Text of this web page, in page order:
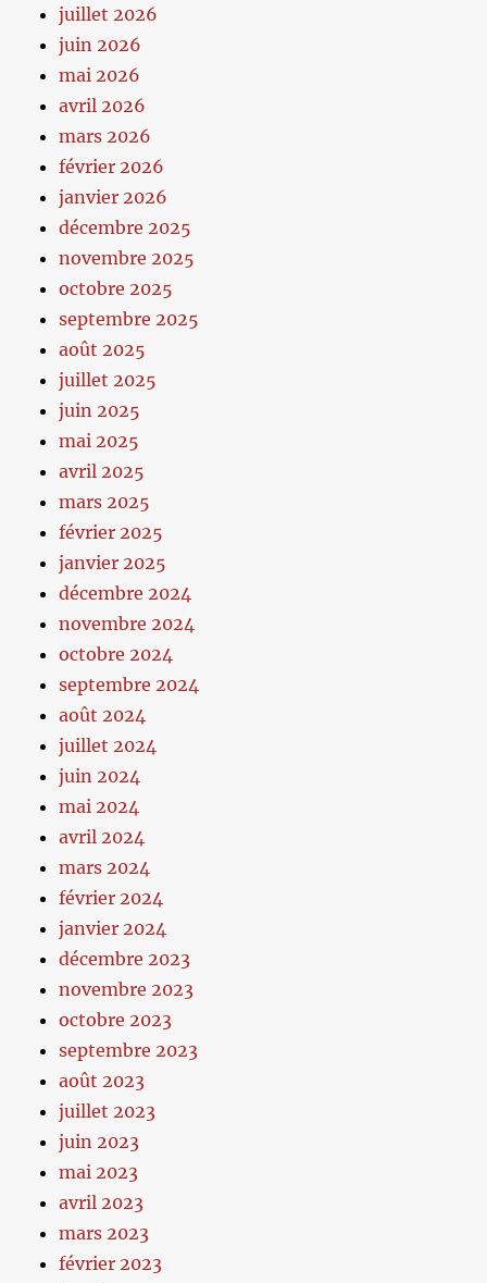
juillet 2026
juin 2026
mai 2026
avril 2026
mars 2026
février 2026
janvier 2026
décembre 2025
novembre 2025
octobre 2025
septembre 2025
août 2025
juillet 2025
juin 2025
mai 2025
avril 2025
mars 2025
février 2025
janvier 2025
décembre 2024
novembre 2024
octobre 2024
septembre 2024
août 2024
juillet 2024
juin 2024
mai 2024
avril 2024
mars 2024
février 2024
janvier 2024
décembre 2023
novembre 2023
octobre 2023
septembre 2023
août 2023
juillet 2023
juin 2023
mai 2023
avril 2023
mars 2023
février 2023